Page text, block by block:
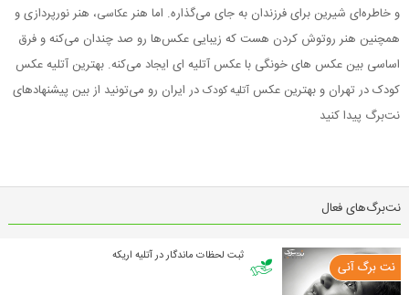
و خاطره‌ای شیرین برای فرزندان به جای می‌گذاره. اما هنر عکاسی، هنر نورپردازی و
همچنین هنر روتوش کردن هست که زیبایی عکس‌ها رو صد چندان می‌کنه و فرق
اساسی بین عکس های خونگی با عکس آتلیه ای ایجاد می‌کنه. بهترین آتلیه عکس
کودک در تهران و بهترین عکس آتلیه کودک در ایران رو می‌تونید از بین پیشنهادهای
نت‌برگ پیدا کنید
نت‌برگ‌های فعال
ثبت لحظات ماندگار در آتلیه اریکه